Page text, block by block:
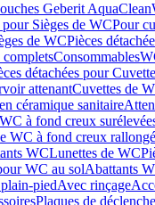
Geberit AquaClean
pour Sièges de WCPour
de WCPièces
Consommables
détachées pour
attenantCuvettes de
céramique sanitaire
à fond creux
WC à fond creux
WCLunettes de WC
WC au solAbattants
piedAvec rinçage
Plaques de